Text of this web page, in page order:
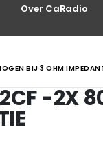
Over CaRadio
BIJ 3 OHM
-2X